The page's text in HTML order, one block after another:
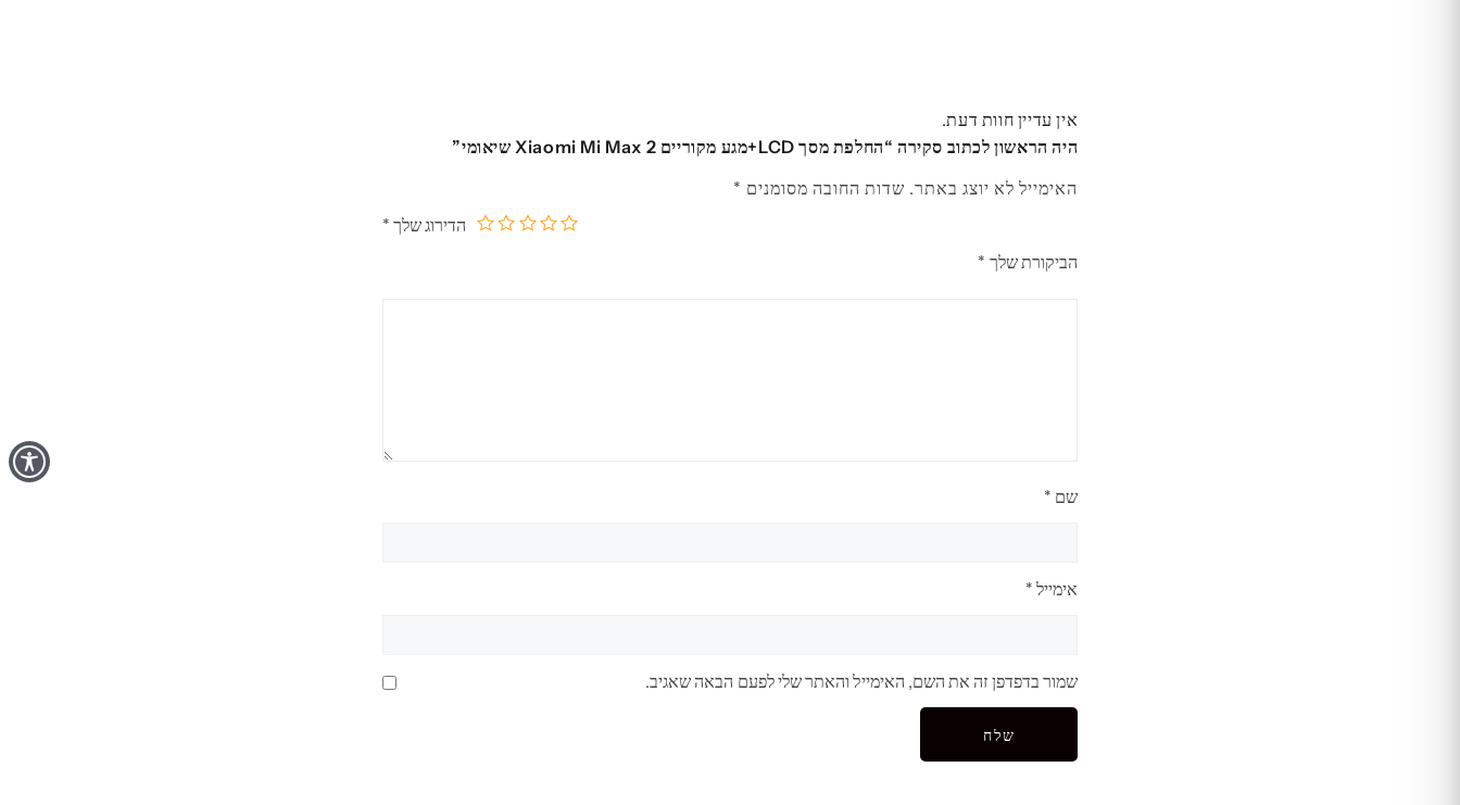
אין עדיין חוות דעת.
היה הראשון לכתוב סקירה “החלפת מסך LCD+מגע מקוריים 2 Xiaomi Mi Max שיאומי”
האימייל לא יוצג באתר. שדות החובה מסומנים *
הדירוג שלך *
הביקורת שלך *
שם *
אימייל *
שמור בדפדפן זה את השם, האימייל והאתר שלי לפעם הבאה שאגיב.